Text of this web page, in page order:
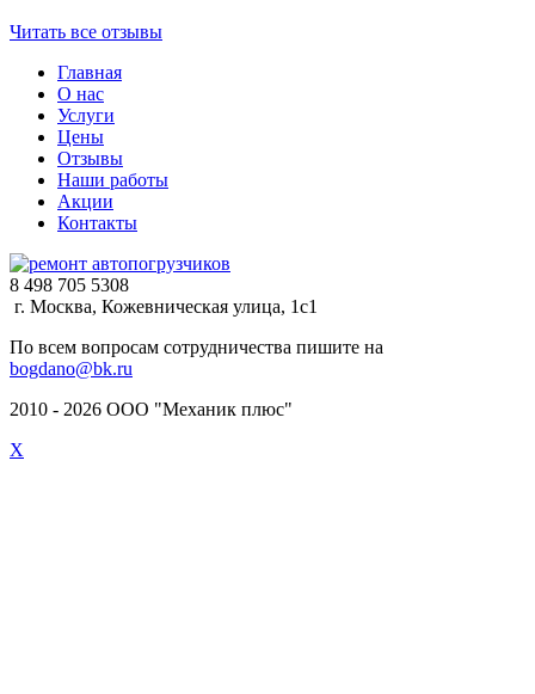
Читать все отзывы
Главная
О нас
Услуги
Цены
Отзывы
Наши работы
Акции
Контакты
8 498 705 5308
г. Москва, Кожевническая улица, 1с1
По всем вопросам сотрудничества пишите на
bogdano@bk.ru
2010 - 2026 ООО "Механик плюс"
X